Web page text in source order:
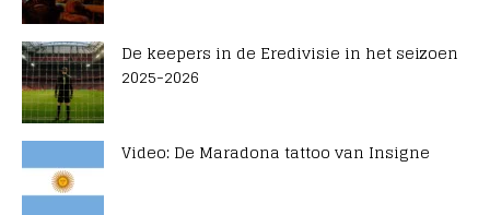
De keepers in de Eredivisie in het seizoen
2025-2026
Video: De Maradona tattoo van Insigne